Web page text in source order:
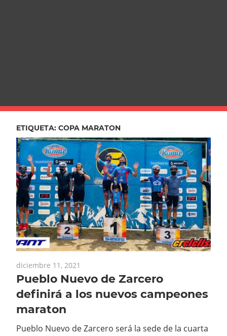
ETIQUETA: COPA MARATON
diciembre 11, 2021
Pueblo Nuevo de Zarcero
definirá a los nuevos campeones
maraton
Pueblo Nuevo de Zarcero será la sede de la cuarta